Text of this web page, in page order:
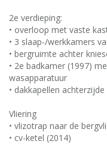
2e verdieping:
• overloop met vaste
• 3 slaap-/werkkamers
• bergruimte achter
• 2e badkamer (1997)
wasapparatuur
• dakkapellen achterzijde
Vliering
• vlizotrap naar de
• cv-ketel (2014)